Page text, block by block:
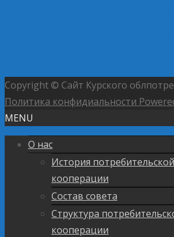
Copyright © Сайт Курского
Политика конфидиальности
MENU
О нас
История потребительской
кооперации
Состав совета
Структура
кооперации